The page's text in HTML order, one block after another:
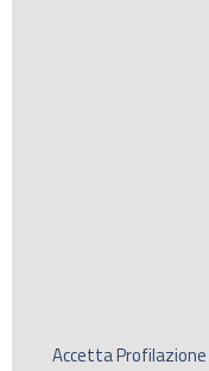
AccettaProfilazione